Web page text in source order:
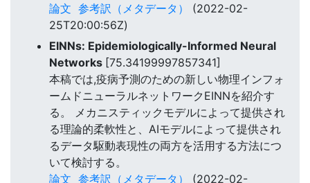
論文 参考訳（メタデータ）
(2022-02-
25T20:00:56Z)
EINNs: Epidemiologically-Informed Neural
Networks [75.34199997857341]
本稿では,疫病予測のための新しい物理インフォ
ームドニューラルネットワークEINNを紹介す
る。 メカニスティックモデルによって提供され
る理論的柔軟性と、AIモデルによって提供され
るデータ駆動表現性の両方を活用する方法につ
いて検討する。
論文 参考訳（メタデータ）
(2022-02-